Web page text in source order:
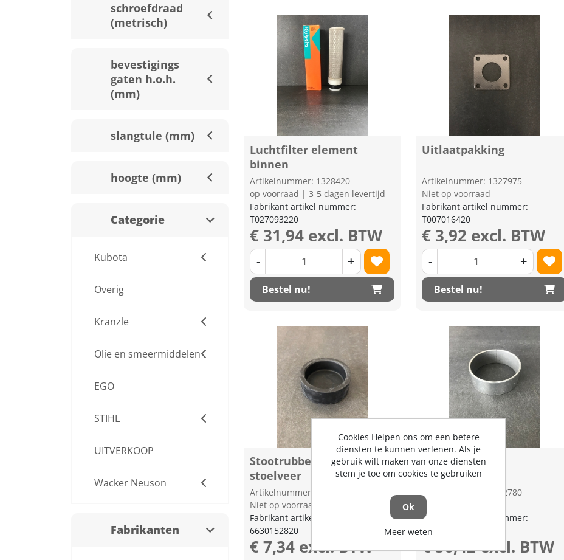
schroefdraad
(metrisch)
bevestigings
gaten h.o.h.
(mm)
slangtule (mm)
hoogte (mm)
Categorie
Kubota
Overig
Kranzle
Olie en smeermiddelen
EGO
STIHL
UITVERKOOP
Wacker Neuson
Fabrikanten
Luchtfilter element
binnen
Artikelnummer: 1328420
op voorraad | 3-5 dagen levertijd
Fabrikant artikel nummer:
T027093220
€ 31,94 excl. BTW
- +
Bestel nu!
Uitlaatpakking
Artikelnummer: 1327975
Niet op voorraad
Fabrikant artikel nummer:
T007016420
€ 3,92 excl. BTW
- +
Bestel nu!
Stootrubber t.b.v.
stoelveer
Artikelnummer: 1214008
Niet op voorraad
Fabrikant artikel nummer:
6630152820
€ 7,34 excl. BTW
Lagerbus
Artikelnummer: 1192780
Fabrikant artikel nummer:
3844044630
€ 36,42 excl. BTW
Cookies Helpen ons om een betere
diensten te kunnen verlenen. Als je
gebruik wilt maken van onze diensten
stem je toe om cookies te gebruiken
Ok
Meer weten